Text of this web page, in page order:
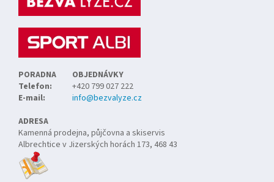
PORADNA
OBJEDNÁVKY
Telefon:
+420 799 027 222
E-mail:
info@bezvalyze.cz
ADRESA
Kamenná prodejna, půjčovna a skiservis
Albrechtice v Jizerských horách 173, 468 43